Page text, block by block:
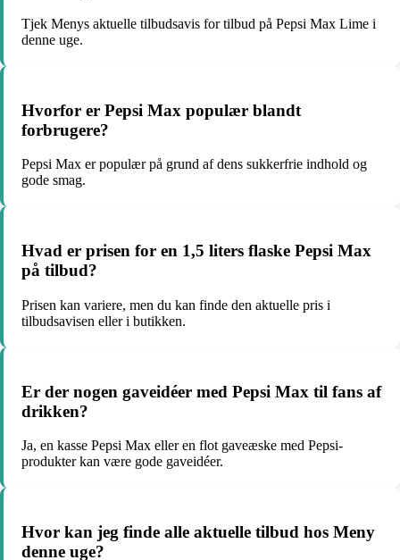
Tjek Menys aktuelle tilbudsavis for tilbud på Pepsi Max Lime i
denne uge.
Hvorfor er Pepsi Max populær blandt
forbrugere?
Pepsi Max er populær på grund af dens sukkerfrie indhold og
gode smag.
Hvad er prisen for en 1,5 liters flaske Pepsi Max
på tilbud?
Prisen kan variere, men du kan finde den aktuelle pris i
tilbudsavisen eller i butikken.
Er der nogen gaveidéer med Pepsi Max til fans af
drikken?
Ja, en kasse Pepsi Max eller en flot gaveæske med Pepsi-
produkter kan være gode gaveidéer.
Hvor kan jeg finde alle aktuelle tilbud hos Meny
denne uge?